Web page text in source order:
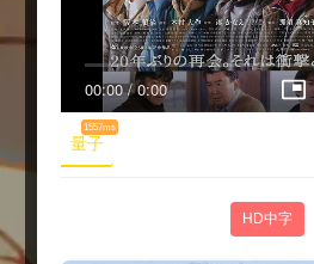
00:00/0:00
量子
1557ms
HD中字